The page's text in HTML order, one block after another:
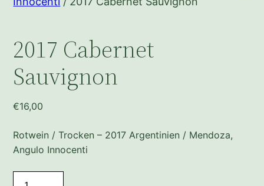
2017 Cabernet
Sauvignon
€16,00
Rotwein / Trocken – 2017 Argentinien / Mendoza,
Angulo Innocenti